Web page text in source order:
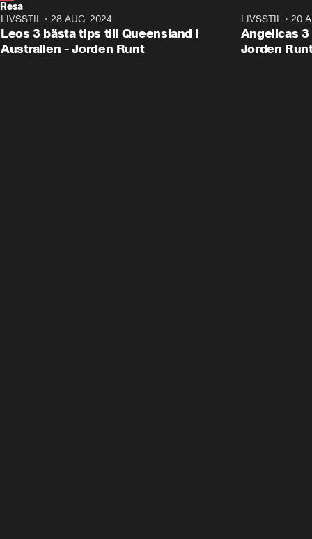
Resa
LIVSSTIL • 28 AUG. 2024
Leos 3 bästa tips till Queensland i
Australien - Jorden Runt
LIVSSTIL• 20
Angelicas
Jorden